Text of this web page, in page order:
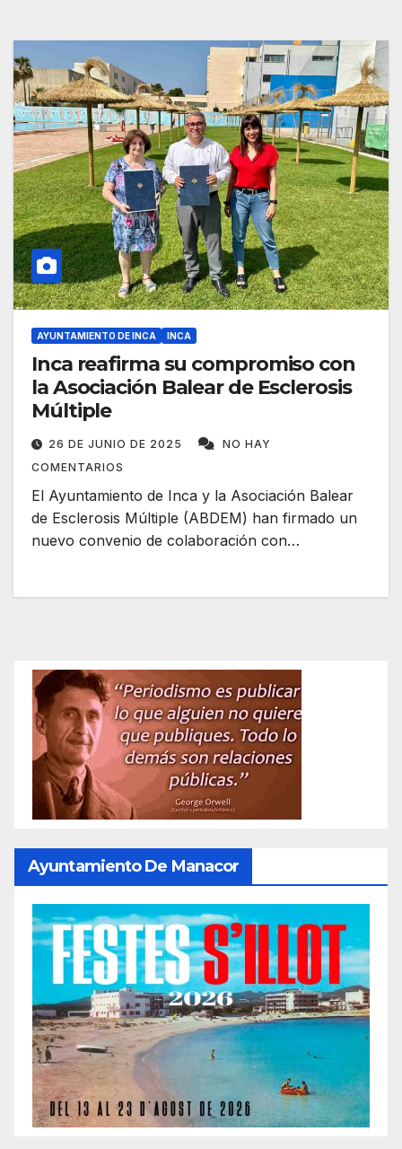
AYUNTAMIENTO DE INCA INCA
Inca reafirma su compromiso con
la Asociación Balear de Esclerosis
Múltiple
26 DE JUNIO DE 2025
NO HAY
COMENTARIOS
El Ayuntamiento de Inca y la Asociación Balear
de Esclerosis Múltiple (ABDEM) han firmado un
nuevo convenio de colaboración con…
Ayuntamiento De Manacor